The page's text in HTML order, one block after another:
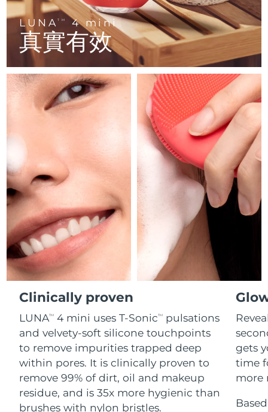
LUNATM 4 mini
真實有效
Clinically proven
LUNATM 4 mini uses T-SonicTM
pulsations
and velvety-soft silicone touchpoints
to remove impurities trapped deep
within pores. It is clinically proven to
remove 99% of dirt, oil and makeup
residue, and is 35x more hygienic than
brushes with nylon bristles.
gets
time
more
Premium cleansers & balm
LUNA™ 設備
All facial cleansing devices
面膜
Rejuvenation & hydration
UFO™ 設備
All deep facial hydration devices
issa™ Teeth Whitening Set
Dual LED + sonic device & 18% PAP gel
ISSA™ 設備
All silicone sonic toothbrushes
Luxurious clinical anti-aging set
FAQ™ P1 Primer
Manuka honey primer
FAQ™護膚品
All FAQ™ skincare
FAQ™產品
All anti-aging treatments
Anti-aging neck & décolleté LED mask
FAQ™ 221
Anti-aging LED hand mask
FAQ™護膚品
All FAQ™ skincare
FAQ™產品
All LED treatments
FAQ™ Scalp Serum
Scalp recovery probiotic serum
FAQ™護膚品
All FAQ™ skincare
FAQ™產品
All hair treatments
FAQ™ 502
Full-Spectrum Red Light Therapy
FAQ™ Red Light Serum
FAQ™ skincare
All FAQ™ skincare
FAQ™ products
All toning treatments
專業治療
脫毛
PEACH™ 2 Pro Max
Professional IPL hair removal device
PEACH™ 2
IPL hair removal
PEACH™ 2 go
Travel-friendly IPL hair removal
PEACH™ Cooling Prep Gel
Cooling IPL hair removal gel
身體護理
BEAR™ 2 body
Microcurrent body toning
LUNA™ 4 body
Massaging body brush
SUPERCHARGED™ serum
Firming body serum
痘肌護理
ESPADA™ 2 plus
Recurring acne LED therapy
ESPADA™ 2
Acne treatment device
ESPADA™ Blemish Solution
Concentrated acne gel
ESPADA™ 設備
All acne treatment devices
眼部護理
BEAR™ 2 eyes & lips
Microcurrent line smoothing device
IRIS™ 2
Rejuvenating eye massager
眼部護膚
Advanced eye care treatment
眼部護理設備
All revitalizing eye massagers
毛孔護理
KIWI™ derma
Diamond microdermabrasion .
KIWI™
Blackhead remover
KIWI™ 皮肤护理
LUNA™ 4 hair
2-in-1 LED scalp massager
FLIP™ play advanced
LED light hairbrush
LUNA™ Dual-Peptide Scalp
Serum
牙齒美白
NEW
issa™ Teeth Whitening Set
Dual LED + sonic device & 18% PAP gel
issa™ Teeth Whitening Gel
更多的
丹麥 預計送達日期8/11/26
愛沙尼亞 預計送達日期
芬蘭 預計送達日期8/11/26
法國 預計送達日期 8/11/26
預計送達日期8/15/26
德國 預計送達日期 8/11/26
直布羅陀 預計送達日期 8/15/26
希臘 預計送達日期 8/11/26
中國香港特別行政區 預計送達日期
匈牙利 預計送達日期
冰島 8/12/26
印尼 預計送達日期 8/9/26
愛爾蘭 8/11/26
曼島 預計送達日期